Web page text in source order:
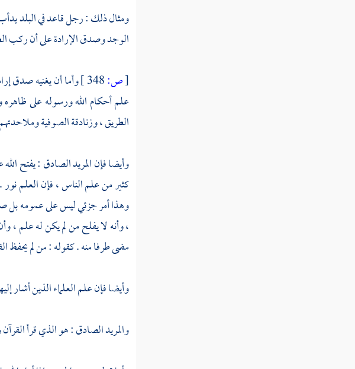
ومثال ذلك : رجل قاعد في البلد يدأب
الوجد وصدق الإرادة على أن ركب
[ص:
وأما أن يغنيه صدق
علم أحكام الله ورسوله على
الطريق ، وزنادقةالصوفية
وأيضا فإن المريد الصادق : يفتح
كثير من علم الناس ، فإن العلم
وهذا أمر جزئي ليس على عمومه بل
، وأنه لا يفلح من لم يكن له علم ،
مضى طرفا منه . كقوله : من لم يحفظ
وأيضا فإن علم العلماء الذين أشار
والمريد الصادق : هو الذي قرأ